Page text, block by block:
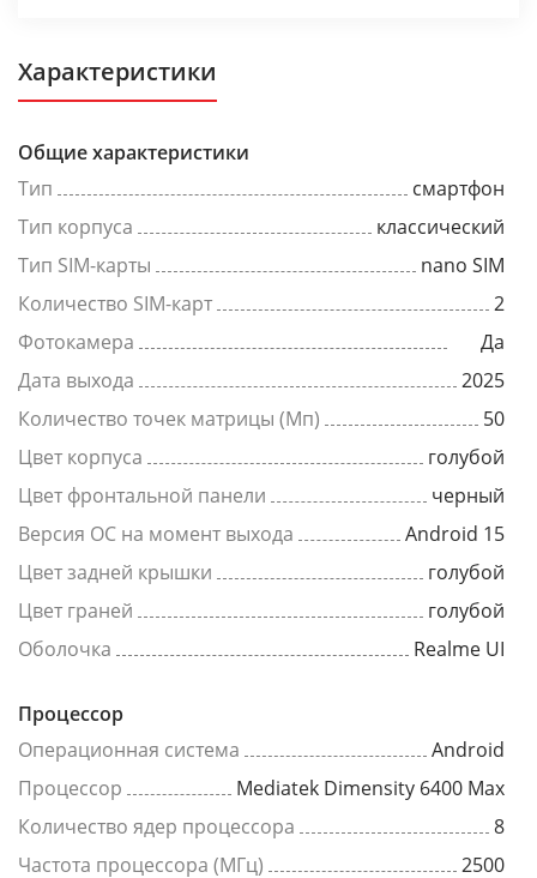
Характеристики
Общие характеристики
Тип
смартфон
Тип корпуса
классический
Тип SIM-карты
nano SIM
Количество SIM-карт
2
Фотокамера
Да
Дата выхода
2025
Количество точек матрицы (Мп)
50
Цвет корпуса
голубой
Цвет фронтальной панели
черный
Версия ОС на момент выхода
Android 15
Цвет задней крышки
голубой
Цвет граней
голубой
Оболочка
Realme UI
Процессор
Операционная система
Android
Процессор
Mediatek Dimensity 6400 Max
Количество ядер процессора
8
Частота процессора (МГц)
2500